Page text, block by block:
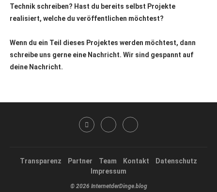
Technik schreiben? Hast du bereits selbst Projekte
realisiert, welche du veröffentlichen möchtest?
Wenn du ein Teil dieses Projektes werden möchtest, dann
schreibe uns gerne eine Nachricht. Wir sind gespannt auf
deine Nachricht.
Transparenz Partner Team Kontakt
Datenschutz
Impressum
© 2026 InternetderDinge.blog